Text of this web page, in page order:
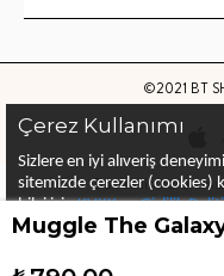
©2021 BT
Bu sitenin kurulumu
Çerez Kullanımı
Sizlere en iyi alıveriş
sitemizde çerezler (cookies)
bilgi için KVKK ve Gizlilik
Politikalarını inceleyebilirsiniz
Muggle The